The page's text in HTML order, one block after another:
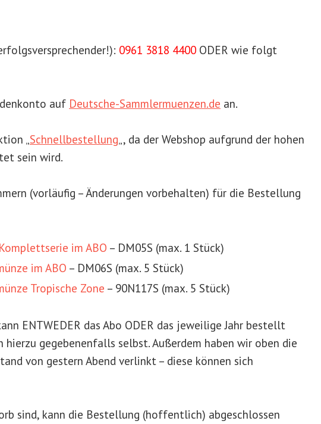
0961 3818 4400 ODER wie folgt
auf Deutsche-Sammlermuenzen.de an.
„Schnellbestellung„, da der Webshop aufgrund der hohen
sein wird.
(vorläufig – Änderungen vorbehalten) für die Bestellung
im ABO – DM05S (max. 1 Stück)
im ABO – DM06S (max. 5 Stück)
Tropische Zone – 90N117S (max. 5 Stück)
ENTWEDER das Abo ODER das jeweilige Jahr bestellt
gegebenenfalls selbst. Außerdem haben wir oben die
von gestern Abend verlinkt – diese können sich
sind, kann die Bestellung (hoffentlich) abgeschlossen